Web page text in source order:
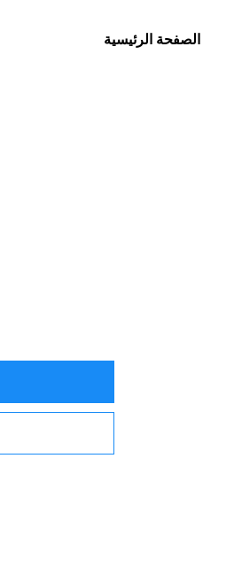
الصفحة الرئيسية